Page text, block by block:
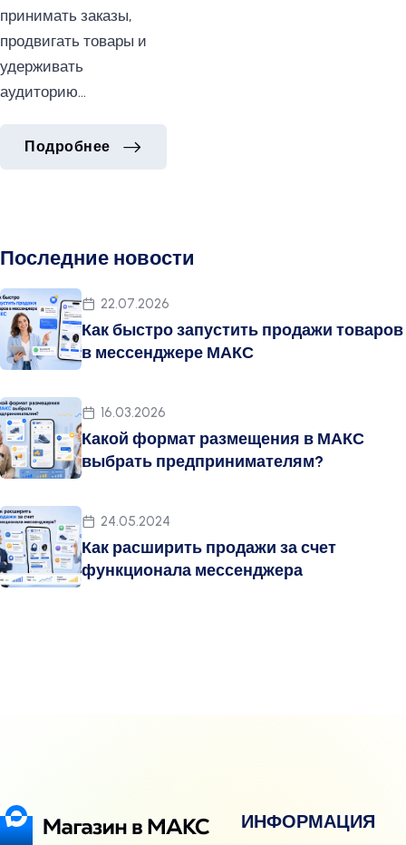
принимать заказы,
продвигать товары и
удерживать
аудиторию…
Подробнее
Как расширить продажи за счет
Последние новости
22.07.2026
Как быстро запустить продажи товаров
в мессенджере МАКС
16.03.2026
Какой формат размещения в МАКС
выбрать предпринимателям?
24.05.2024
Как расширить продажи за счет
функционала мессенджера
ИНФОРМАЦИЯ